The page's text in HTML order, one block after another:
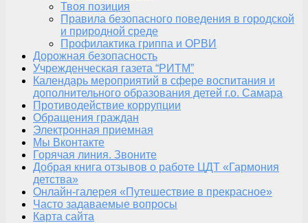
Твоя позиция
Правила безопасного поведения в городской
и природной среде
Профилактика гриппа и ОРВИ
Дорожная безопасность
Учрежденческая газета “РИТМ”
Календарь мероприятий в сфере воспитания и
дополнительного образования детей г.о. Самара
Противодействие коррупции
Обращения граждан
Электронная приемная
Мы Вконтакте
Горячая линия. Звоните
Добрая книга отзывов о работе ЦДТ «Гармония
детства»
Онлайн-галерея «Путешествие в прекрасное»
Часто задаваемые вопросы
Карта сайта